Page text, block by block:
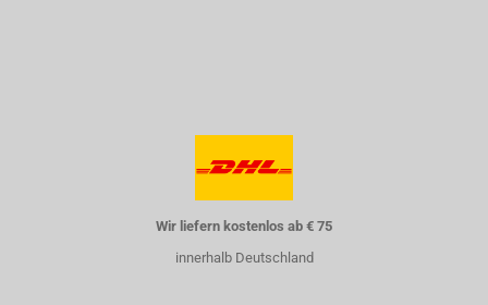
Wir liefern kostenlos ab € 75
innerhalb Deutschland